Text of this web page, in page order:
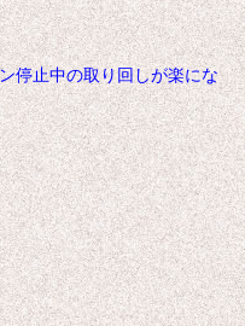
停止中の取り回しが楽にな